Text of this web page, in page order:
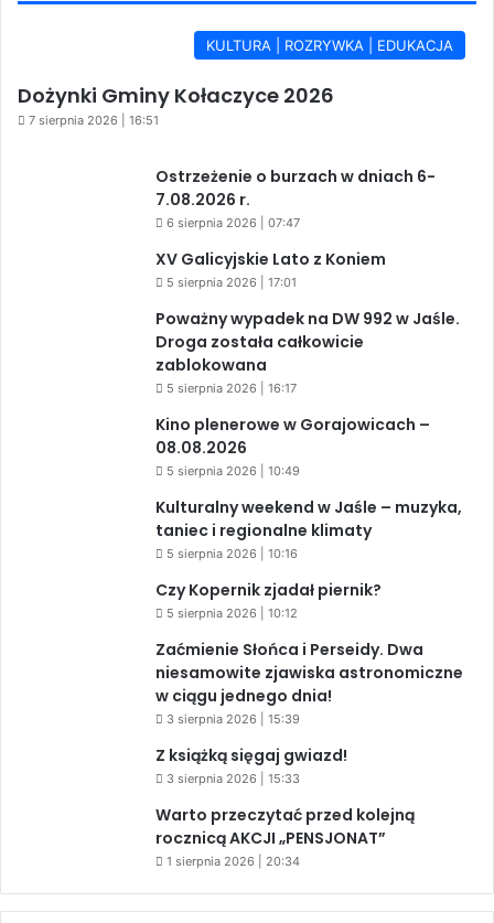
KULTURA | ROZRYWKA | EDUKACJA
Dożynki Gminy Kołaczyce 2026
7 sierpnia 2026 | 16:51
Ostrzeżenie o burzach w dniach 6-
7.08.2026 r.
6 sierpnia 2026 | 07:47
XV Galicyjskie Lato z Koniem
5 sierpnia 2026 | 17:01
Poważny wypadek na DW 992 w Jaśle.
Droga została całkowicie
zablokowana
5 sierpnia 2026 | 16:17
Kino plenerowe w Gorajowicach –
08.08.2026
5 sierpnia 2026 | 10:49
Kulturalny weekend w Jaśle – muzyka,
taniec i regionalne klimaty
5 sierpnia 2026 | 10:16
Czy Kopernik zjadał piernik?
5 sierpnia 2026 | 10:12
Zaćmienie Słońca i Perseidy. Dwa
niesamowite zjawiska astronomiczne
w ciągu jednego dnia!
3 sierpnia 2026 | 15:39
Z książką sięgaj gwiazd!
3 sierpnia 2026 | 15:33
Warto przeczytać przed kolejną
rocznicą AKCJI „PENSJONAT”
1 sierpnia 2026 | 20:34